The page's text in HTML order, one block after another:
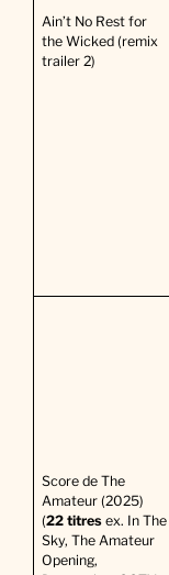
Ain’t No Rest for
the Wicked (remix
trailer 2)
Score de The
Amateur (2025)
(22 titresex. In The
Sky, The Amateur
Opening,